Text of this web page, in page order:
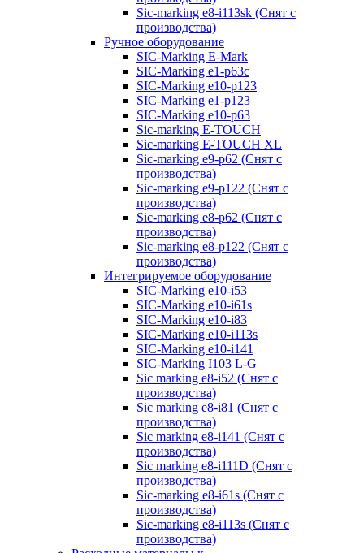
Sic-marking e8-i113sk (Снят с
производства)
Ручное оборудование
SIC-Marking E-Mark
SIC-Marking e1-p63с
SIC-Marking e10-p123
SIC-Marking e1-p123
SIC-Marking e10-p63
Sic-marking E-TOUCH
Sic-marking E-TOUCH XL
Sic-marking e9-p62 (Снят с
производства)
Sic-marking e9-p122 (Снят с
производства)
Sic-marking e8-p62 (Снят с
производства)
Sic-marking e8-p122 (Снят с
производства)
Интегрируемое оборудование
SIC-Marking e10-i53
SIC-Marking e10-i61s
SIC-Marking e10-i83
SIC-Marking e10-i113s
SIC-Marking e10-i141
SIC-Marking I103 L-G
Sic marking e8-i52 (Снят с
производства)
Sic marking e8-i81 (Снят с
производства)
Sic marking e8-i141 (Снят с
производства)
Sic marking e8-i111D (Снят с
производства)
Sic-marking e8-i61s (Снят с
производства)
Sic-marking e8-i113s (Снят с
производства)